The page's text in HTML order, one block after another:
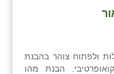
ולפתוח צוהר בהבנת
הבנת מהו